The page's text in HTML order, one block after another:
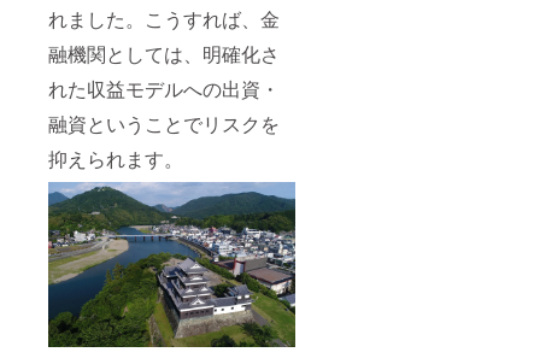
れました。こうすれば、金
融機関としては、明確化さ
れた収益モデルへの出資・
融資ということでリスクを
抑えられます。